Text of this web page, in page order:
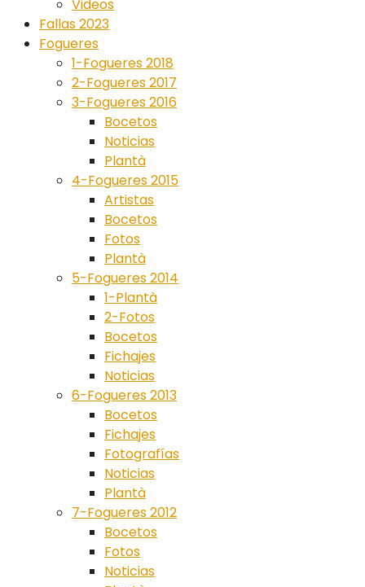
Videos
Fallas 2023
Fogueres
1-Fogueres 2018
2-Fogueres 2017
3-Fogueres 2016
Bocetos
Noticias
Plantà
4-Fogueres 2015
Artistas
Bocetos
Fotos
Plantà
5-Fogueres 2014
1-Plantà
2-Fotos
Bocetos
Fichajes
Noticias
6-Fogueres 2013
Bocetos
Fichajes
Fotografías
Noticias
Plantà
7-Fogueres 2012
Bocetos
Fotos
Noticias